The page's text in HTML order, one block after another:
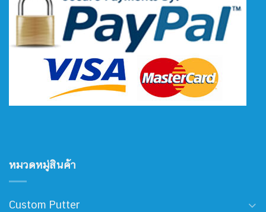
หมวดหมู่สินค้า
Custom Putter